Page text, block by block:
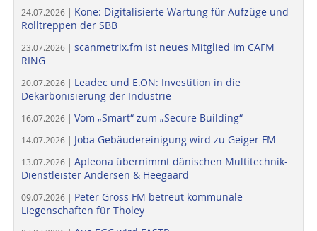
24.07.2026 | Kone: Digitalisierte Wartung für Aufzüge und
Rolltreppen der SBB
23.07.2026 | scanmetrix.fm ist neues Mitglied im CAFM
RING
20.07.2026 | Leadec und E.ON: Investition in die
Dekarbonisierung der Industrie
16.07.2026 | Vom „Smart“ zum „Secure Building“
14.07.2026 | Joba Gebäudereinigung wird zu Geiger FM
13.07.2026 | Apleona übernimmt dänischen Multitechnik-
Dienstleister Andersen & Heegaard
09.07.2026 | Peter Gross FM betreut kommunale
Liegenschaften für Tholey